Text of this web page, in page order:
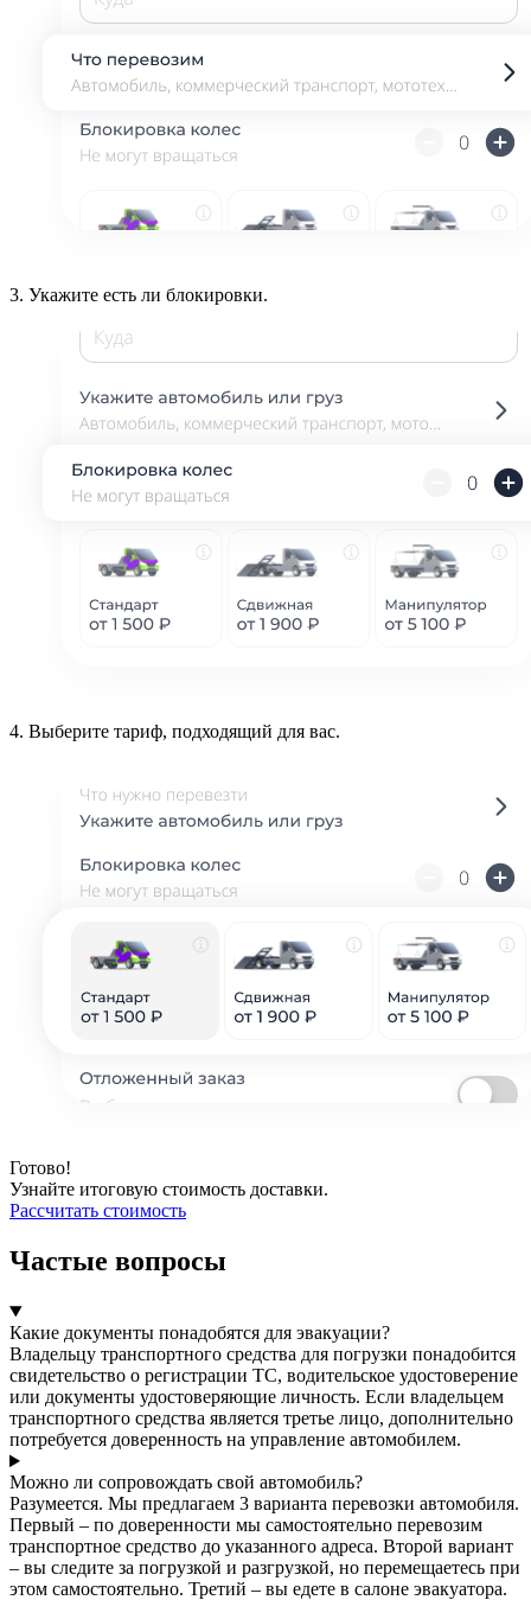
3. Укажите есть ли блокировки.
4. Выберите тариф, подходящий для вас.
Готово!
Узнайте итоговую стоимость доставки.
Рассчитать стоимость
Частые вопросы
Какие документы понадобятся для эвакуации?
Владельцу транспортного средства для погрузки понадобится
свидетельство о регистрации ТС, водительское удостоверение
или документы удостоверяющие личность. Если владельцем
транспортного средства является третье лицо, дополнительно
потребуется доверенность на управление автомобилем.
Можно ли сопровождать свой автомобиль?
Разумеется. Мы предлагаем 3 варианта перевозки автомобиля.
Первый – по доверенности мы самостоятельно перевозим
транспортное средство до указанного адреса. Второй вариант
– вы следите за погрузкой и разгрузкой, но перемещаетесь при
этом самостоятельно. Третий – вы едете в салоне эвакуатора.